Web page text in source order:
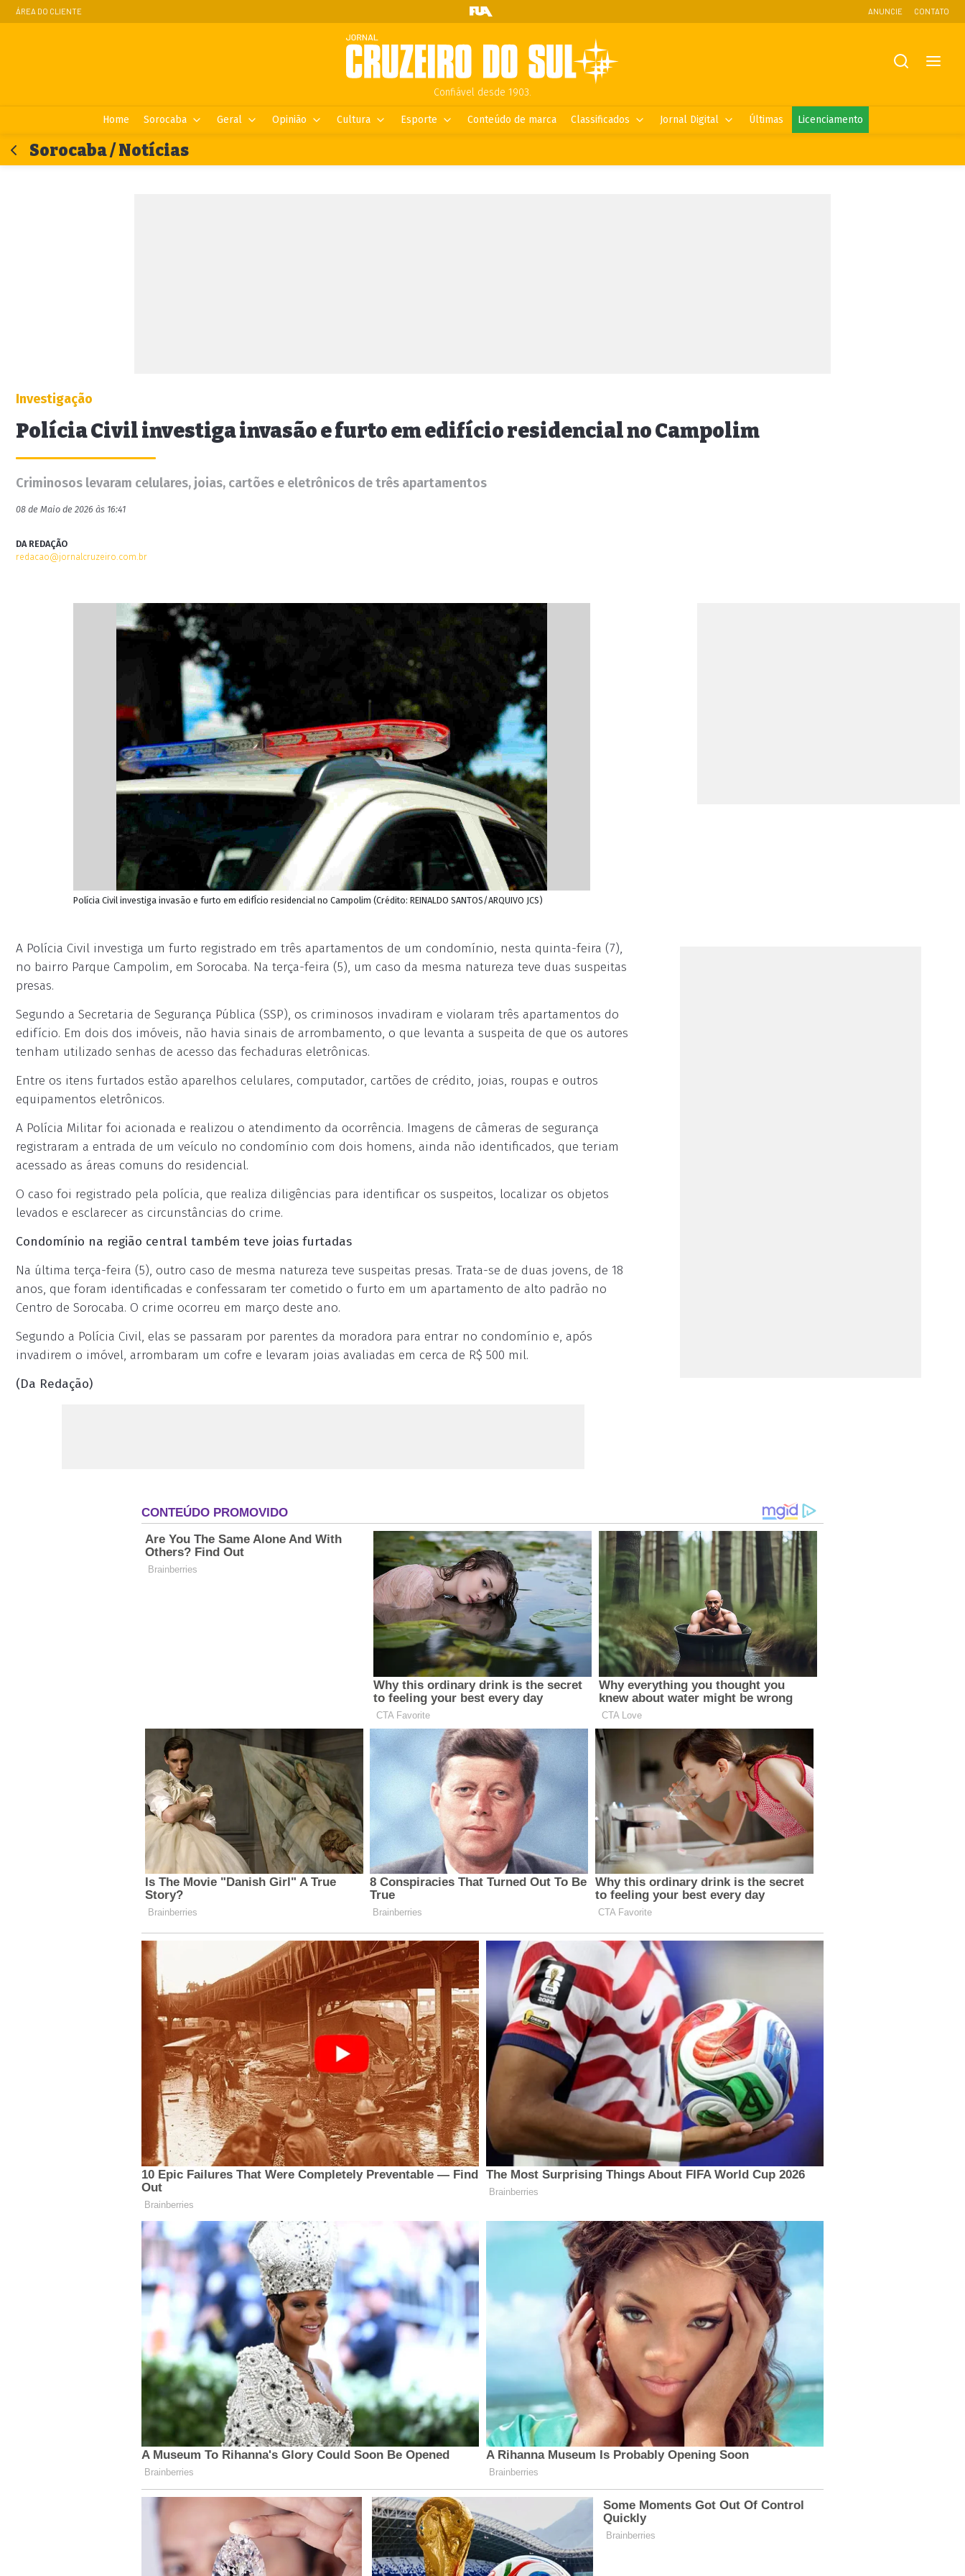
ÁREA DO CLIENTE ANUNCIE CONTATO
Confiável desde 1903.
Home Sorocaba Geral Opinião Cultura Esporte Conteúdo de marca Classificados Jornal Digital Últimas Licenciamento
Sorocaba / Notícias
Investigação
Polícia Civil investiga invasão e furto em edifício residencial no Campolim
Criminosos levaram celulares, joias, cartões e eletrônicos de três apartamentos
08 de Maio de 2026 às 16:41
DA REDAÇÃO
redacao@jornalcruzeiro.com.br
Polícia Civil investiga invasão e furto em edifÍcio residencial no Campolim (Crédito: REINALDO SANTOS/ARQUIVO JCS)
A Polícia Civil investiga um furto registrado em três apartamentos de um condomínio, nesta quinta-feira (7),
no bairro Parque Campolim, em Sorocaba. Na terça-feira (5), um caso da mesma natureza teve duas suspeitas
presas.
Segundo a Secretaria de Segurança Pública (SSP), os criminosos invadiram e violaram três apartamentos do
edifício. Em dois dos imóveis, não havia sinais de arrombamento, o que levanta a suspeita de que os autores
tenham utilizado senhas de acesso das fechaduras eletrônicas.
Entre os itens furtados estão aparelhos celulares, computador, cartões de crédito, joias, roupas e outros
equipamentos eletrônicos.
A Polícia Militar foi acionada e realizou o atendimento da ocorrência. Imagens de câmeras de segurança
registraram a entrada de um veículo no condomínio com dois homens, ainda não identificados, que teriam
acessado as áreas comuns do residencial.
O caso foi registrado pela polícia, que realiza diligências para identificar os suspeitos, localizar os objetos
levados e esclarecer as circunstâncias do crime.
Condomínio na região central também teve joias furtadas
Na última terça-feira (5), outro caso de mesma natureza teve suspeitas presas. Trata-se de duas jovens, de 18
anos, que foram identificadas e confessaram ter cometido o furto em um apartamento de alto padrão no
Centro de Sorocaba. O crime ocorreu em março deste ano.
Segundo a Polícia Civil, elas se passaram por parentes da moradora para entrar no condomínio e, após
invadirem o imóvel, arrombaram um cofre e levaram joias avaliadas em cerca de R$ 500 mil.
(Da Redação)